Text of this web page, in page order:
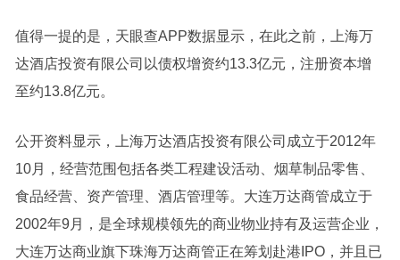
值得一提的是，天眼查APP数据显示，在此之前，上海万
达酒店投资有限公司以债权增资约13.3亿元，注册资本增
至约13.8亿元。
公开资料显示，上海万达酒店投资有限公司成立于2012年
10月，经营范围包括各类工程建设活动、烟草制品零售、
食品经营、资产管理、酒店管理等。大连万达商管成立于
2002年9月，是全球规模领先的商业物业持有及运营企业，
大连万达商业旗下珠海万达商管正在筹划赴港IPO，并且已